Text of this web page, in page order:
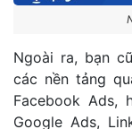
Ngoài ra, bạn
các nền tảng
Facebook Ads,
Google Ads,